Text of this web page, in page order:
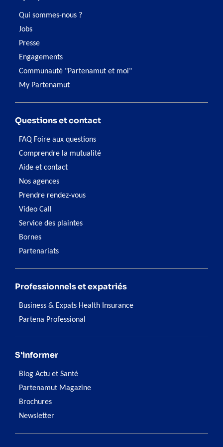
Qui sommes-nous ?
Jobs
Presse
Engagements
Communauté "Partenamut et moi"
My Partenamut
Questions et contact
FAQ Foire aux questions
Comprendre la mutualité
Aide et contact
Nos agences
Prendre rendez-vous
Video Call
Service des plaintes
Bornes
Partenariats
Professionnels et expatriés
Business & Expats Health Insurance
Partena Professional
S'informer
Blog Actu et Santé
Partenamut Magazine
Brochures
Newsletter